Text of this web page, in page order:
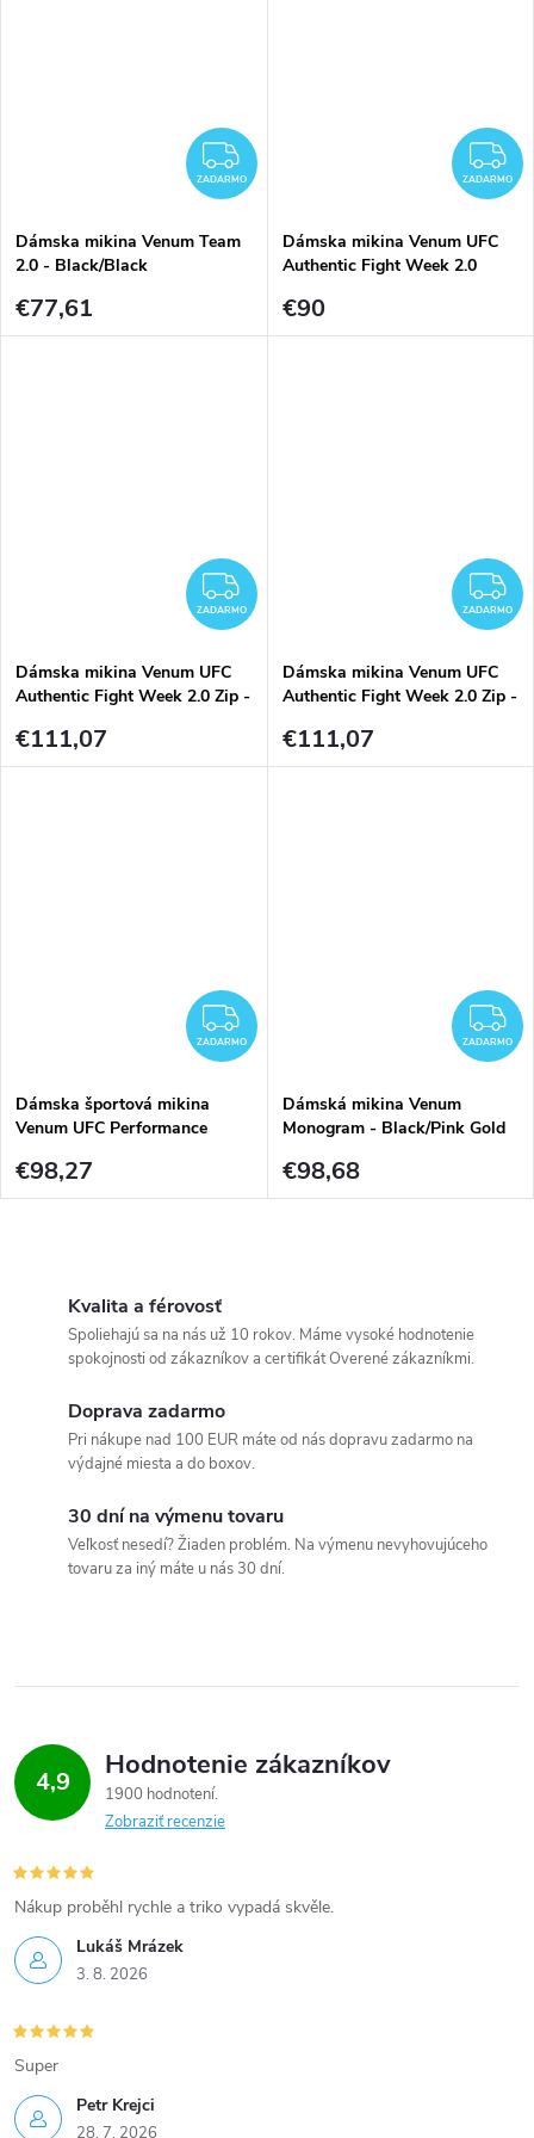
ZADARMO
ZADARMO
Dámska mikina Venum Team
2.0 - Black/Black
€77,61
ZADARMO
Dámska mikina Venum UFC
Authentic Fight Week 2.0
€90
ZADARMO
ZADARMO
Dámska mikina Venum UFC
Authentic Fight Week 2.0 Zip -
€111,07
ZADARMO
Dámska mikina Venum UFC
Authentic Fight Week 2.0 Zip -
€111,07
ZADARMO
ZADARMO
Dámska športová mikina
Venum UFC Performance
€98,27
ZADARMO
Dámská mikina Venum
Monogram - Black/Pink Gold
€98,68
p
r
v
y
v
ý
p
i
s
Kvalita a férovosť
Spoliehajú sa na nás už 10 rokov. Máme vysoké hodnotenie
spokojnosti od zákazníkov a certifikát Overené zákazníkmi.
Doprava zadarmo
Pri nákupe nad 100 EUR máte od nás dopravu zadarmo na
výdajné miesta a do boxov.
30 dní na výmenu tovaru
Veľkosť nesedí? Žiaden problém. Na výmenu nevyhovujúceho
tovaru za iný máte u nás 30 dní.
4,9 Hodnotenie zákazníkov
1900 hodnotení
Zobraziť recenzie
Lukáš Mrázek
3. 8. 2026
Nákup proběhl rychle a triko vypadá skvěle.
Petr Krejci
28. 7. 2026
Super